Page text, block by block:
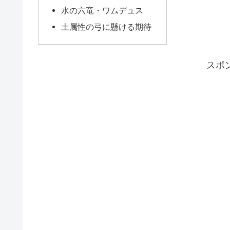
水の六竜・ワムデュス
土属性の弓に懸ける期待
スポ